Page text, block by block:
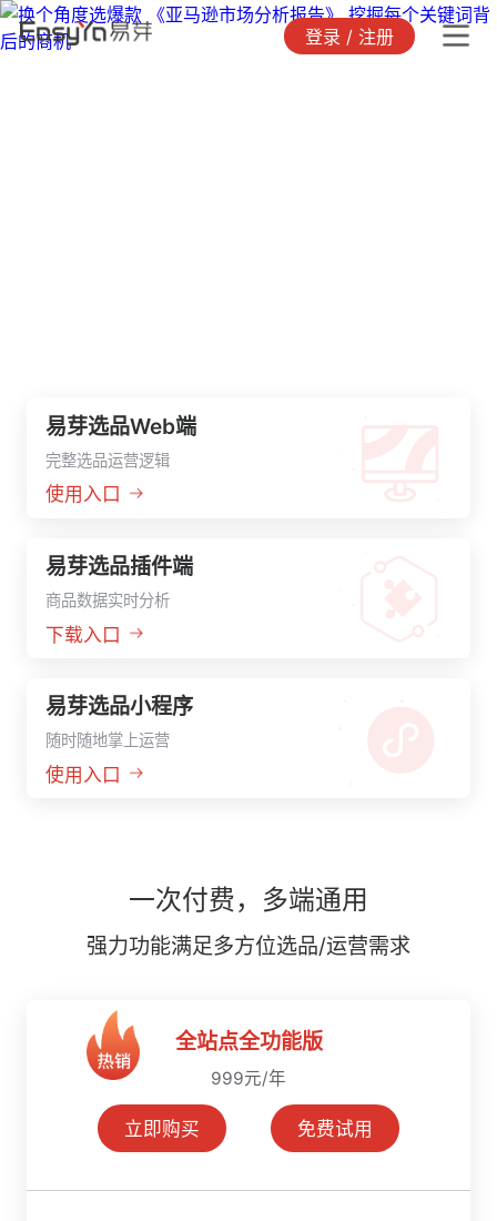
登录 / 注册
易芽选品Web端
完整选品运营逻辑
使用入口
易芽选品插件端
商品数据实时分析
下载入口
易芽选品小程序
随时随地掌上运营
使用入口
一次付费，多端通用
强力功能满足多方位选品/运营需求
全站点全功能版
999元/年
立即购买 免费试用